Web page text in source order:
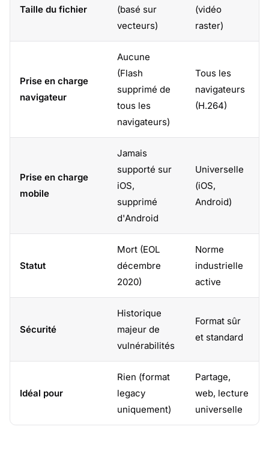
Taille du fichier
(basé sur
vecteurs)
(vidéo
raster)
Prise en charge
navigateur
Aucune
(Flash
supprimé de
tous les
navigateurs)
Tous les
navigateurs
(H.264)
Prise en charge
mobile
Jamais
supporté sur
iOS,
supprimé
d'Android
Universelle
(iOS,
Android)
Statut
Mort (EOL
décembre
2020)
Norme
industrielle
active
Sécurité
Historique
majeur de
vulnérabilités
Format sûr
et standard
Idéal pour
Rien (format
legacy
uniquement)
Partage,
web, lecture
universelle